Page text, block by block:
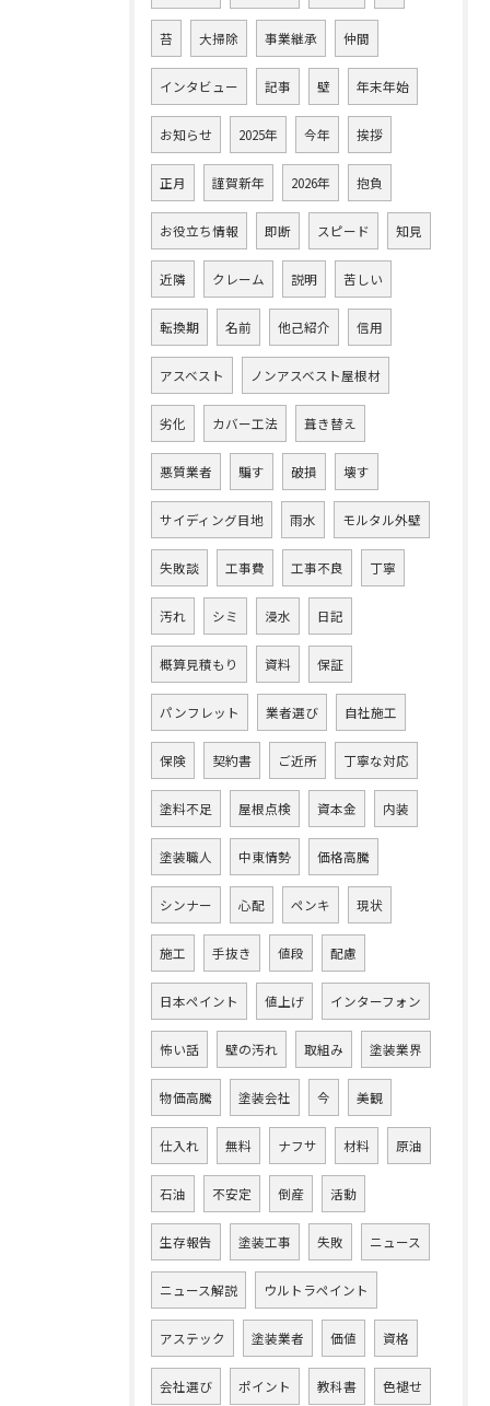
苔 大掃除 事業継承 仲間
インタビュー 記事 壁 年末年始
お知らせ 2025年 今年 挨拶
正月 謹賀新年 2026年 抱負
お役立ち情報 即断 スピード 知見
近隣 クレーム 説明 苦しい
転換期 名前 他己紹介 信用
アスベスト ノンアスベスト屋根材
劣化 カバー工法 葺き替え
悪質業者 騙す 破損 壊す
サイディング目地 雨水 モルタル外壁
失敗談 工事費 工事不良 丁寧
汚れ シミ 浸水 日記
概算見積もり 資料 保証
パンフレット 業者選び 自社施工
保険 契約書 ご近所 丁寧な対応
塗料不足 屋根点検 資本金 内装
塗装職人 中東情勢 価格高騰
シンナー 心配 ペンキ 現状
施工 手抜き 値段 配慮
日本ペイント 値上げ インターフォン
怖い話 壁の汚れ 取組み 塗装業界
物価高騰 塗装会社 今 美観
仕入れ 無料 ナフサ 材料 原油
石油 不安定 倒産 活動
生存報告 塗装工事 失敗 ニュース
ニュース解説 ウルトラペイント
アステック 塗装業者 価値 資格
会社選び ポイント 教科書 色褪せ